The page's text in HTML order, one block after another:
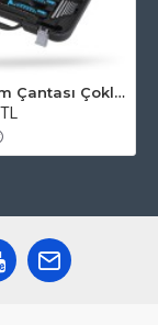
Pro Takım Çantası Çoklu Tamir Seti